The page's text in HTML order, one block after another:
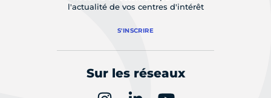
l'actualité de vos centres d'intérêt
S'INSCRIRE
Sur les réseaux